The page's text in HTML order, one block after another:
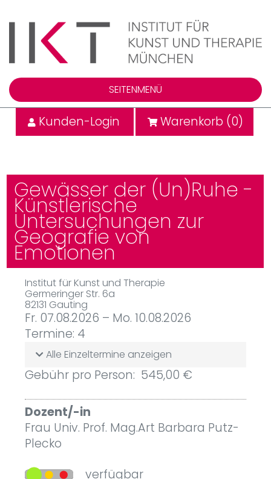
SEITENMENÜ
Kunden-Login Warenkorb (0)
Gewässer der (Un)Ruhe -
Künstlerische
Untersuchungen zur
Geografie von
Emotionen
Institut für Kunst und Therapie
Germeringer Str. 6a
82131 Gauting
Fr. 07.08.2026 – Mo. 10.08.2026
Termine: 4
Alle Einzeltermine anzeigen
Gebühr pro Person: 545,00 €
Dozent/-in
Frau Univ. Prof. Mag.Art Barbara Putz-
Plecko
verfügbar